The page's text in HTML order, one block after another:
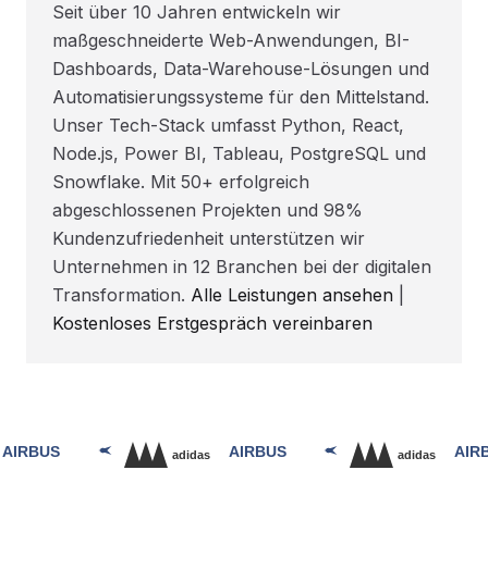
Seit über 10 Jahren entwickeln wir
maßgeschneiderte Web-Anwendungen, BI-
Dashboards, Data-Warehouse-Lösungen und
Automatisierungssysteme für den Mittelstand.
Unser Tech-Stack umfasst Python, React,
Node.js, Power BI, Tableau, PostgreSQL und
Snowflake. Mit 50+ erfolgreich
abgeschlossenen Projekten und 98%
Kundenzufriedenheit unterstützen wir
Unternehmen in 12 Branchen bei der digitalen
Transformation. Alle Leistungen ansehen
Kostenloses Erstgespräch vereinbaren